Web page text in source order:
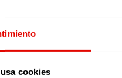
cookies